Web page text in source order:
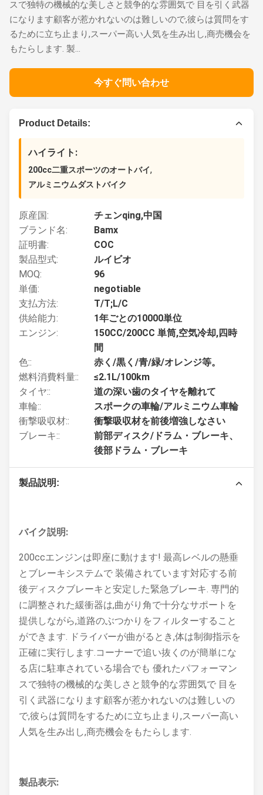
スで独特の機械的な美しさと競争的な雰囲気で 目を引く武器
になります顧客が惹かれないのは難しいので,彼らは質問をす
るために立ち止まり,スーパー高い人気を生み出し,商売機会を
もたらします. 製...
今すぐ問い合わせ
Product Details:
ハイライト:
200cc二重スポーツのオートバイ,
アルミニウムダストバイク
原産国:
チェンqing,中国
ブランド名:
Bamx
証明書:
COC
製品型式:
ルイビオ
MOQ:
96
単価:
negotiable
支払方法:
T/T;L/C
供給能力:
1年ごとの10000単位
エンジン:
150CC/200CC 単筒,空気冷却,四時
間
色::
赤く/黒く/青/緑/オレンジ等。
燃料消費料量::
≤2.1L/100km
タイヤ::
道の深い歯のタイヤを離れて
車輪::
スポークの車輪/アルミニウム車輪
衝撃吸収材::
衝撃吸収材を前後増強しなさい
ブレーキ::
前部ディスク/ドラム・ブレーキ、
後部ドラム・ブレーキ
製品説明:
バイク説明:
200ccエンジンは即座に動けます! 最高レベルの懸垂
とブレーキシステムで 装備されています対応する前
後ディスクブレーキと安定した緊急ブレーキ. 専門的
に調整された緩衝器は,曲がり角で十分なサポートを
提供しながら,道路のぶつかりをフィルターすること
ができます. ドライバーが曲がるとき,体は制御指示を
正確に実行します.コーナーで追い抜くのが簡単にな
る店に駐車されている場合でも 優れたパフォーマン
スで独特の機械的な美しさと競争的な雰囲気で 目を
引く武器になります顧客が惹かれないのは難しいの
で,彼らは質問をするために立ち止まり,スーパー高い
人気を生み出し,商売機会をもたらします.
製品表示: